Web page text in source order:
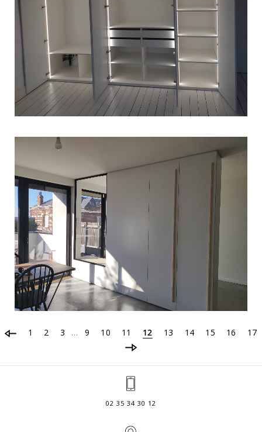
1 2 3 … 9 10 11 12 13 14 15 16 17
02 35 34 30 12